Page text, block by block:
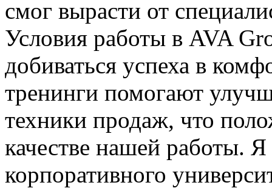
смог вырасти от
Условия работы в AVA
добиваться успеха в
тренинги помогают
техники продаж, что
качестве нашей работы.
корпоративного